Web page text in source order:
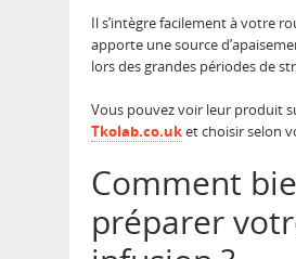
Il s’intègre facilement à votre
apporte une source
lors des grandes périodes de
Vous pouvez voir leur produit
Tkolab.co.uket choisir selon
Comment
préparer